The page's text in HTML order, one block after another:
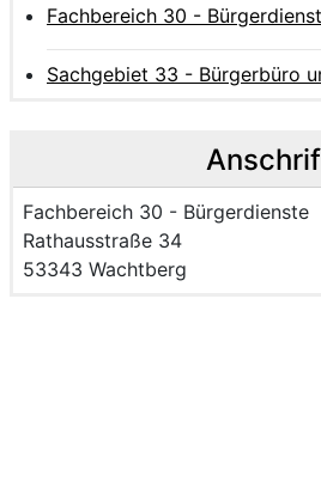
Fachbereich 30 -
Sachgebiet 33 - Bürgerbüro
Name der Einrichtung:
Fachbereich 30 - Bürgerdienste
Strasse und Hausnummer
Rathausstraße 34
PLZ und Ort
53343 Wachtberg